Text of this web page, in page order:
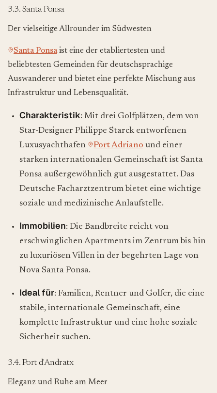
3.3. Santa Ponsa
Der vielseitige Allrounder im Südwesten
Santa Ponsaist eine der etabliertesten und
beliebtesten Gemeinden für deutschsprachige
Auswanderer und bietet eine perfekte Mischung aus
Infrastruktur und Lebensqualität.
Charakteristik: Mit drei Golfplätzen, dem von
Star-Designer Philippe Starck entworfenen
Luxusyachthafen
Port Adriano und einer
starken internationalen Gemeinschaft ist Santa
Ponsa außergewöhnlich gut ausgestattet. Das
Deutsche Facharztzentrum bietet eine wichtige
soziale und medizinische Anlaufstelle.
Immobilien: Die Bandbreite reicht von
erschwinglichen Apartments im Zentrum bis hin
zu luxuriösen Villen in der begehrten Lage von
Nova Santa Ponsa.
Ideal für: Familien, Rentner und Golfer, die eine
stabile, internationale Gemeinschaft, eine
komplette Infrastruktur und eine hohe soziale
Sicherheit suchen.
3.4. Port d'Andratx
Eleganz und Ruhe am Meer